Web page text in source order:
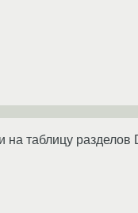
таблицу разделов